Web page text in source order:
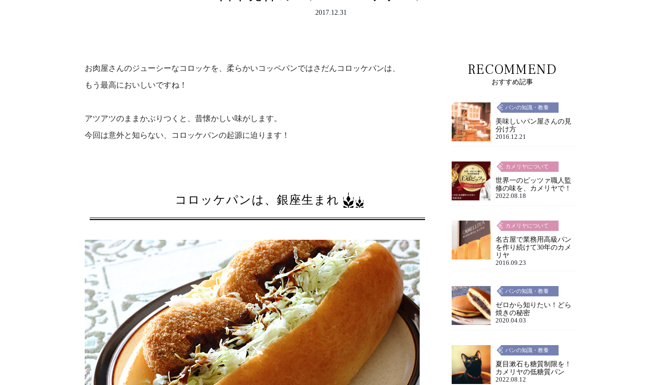
2017.12.31
お肉屋さんのジューシーなコロッケを、柔らかいコッペパンではさだんコロッケパンは、
もう最高においしいですね！
アツアツのままかぶりつくと、昔懐かしい味がします。
今回は意外と知らない、コロッケパンの起源に迫ります！
コロッケパンは、銀座生まれ
RECOMMEND
おすすめ記事
パンの知識・教養
美味しいパン屋さんの見
分け方
2016.12.21
カメリヤについて
世界一のピッツァ職人監
修の味を、カメリヤで！
2022.08.18
カメリヤについて
名古屋で業務用高級パン
を作り続けて30年のカメ
リヤ
2016.09.23
パンの知識・教養
ゼロから知りたい！どら
焼きの秘密
2020.04.03
パンの知識・教養
夏目漱石も糖質制限を！
カメリヤの低糖質パン
2022.08.12